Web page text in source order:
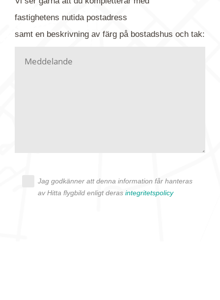
kontaktar dig så fort vi kan, givetvis utan
fastighetens nutidapostadress
samt en beskrivning av färg på bostadshus och tak:
Jag godkänner att denna information får hanteras
av Hitta flygbild enligt deras integritetspolicy